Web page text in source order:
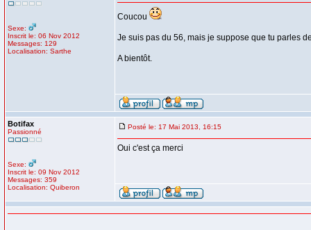
Sexe:
Inscrit le: 06 Nov 2012
Messages: 129
Localisation: Sarthe
Coucou
Je suis pas du 56, mais je suppose que tu parles
A bientôt.
Botifax
Passionné
Sexe:
Inscrit le: 09 Nov 2012
Messages: 359
Localisation: Quiberon
Posté le: 17 Mai 2013, 16:15
Oui c'est ça merci